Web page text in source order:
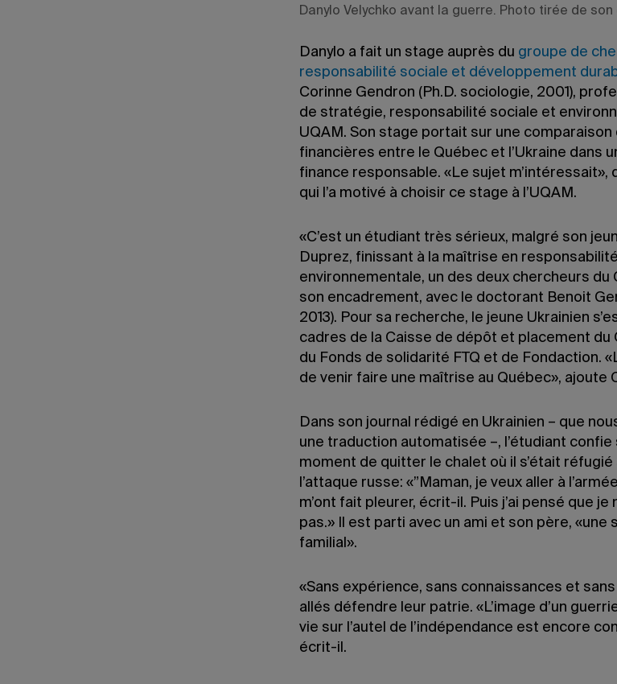
Danylo Velychko avant la guerre. Photo tirée de
Danylo a fait un stage auprès du groupe de
responsabilité sociale et développement
Corinne Gendron (Ph.D. sociologie, 2001),
de stratégie, responsabilité sociale et
UQAM. Son stage portait sur une
financières entre le Québec et l’Ukraine dans
finance responsable. «Le sujet m’intéressait»,
qui l’a motivé à choisir ce stage à l’UQAM.
«C’est un étudiant très sérieux, malgré son
Duprez, finissant à la maîtrise en
environnementale, un des deux chercheurs du
son encadrement, avec le doctorant Benoit
2013). Pour sa recherche, le jeune Ukrainien
cadres de la Caisse de dépôt et placement du
du Fonds de solidarité FTQ et de Fondaction.
de venir faire une maîtrise au Québec», ajoute
Dans son journal rédigé en Ukrainien – que
une traduction automatisée –, l’étudiant
moment de quitter le chalet où il s’était
l’attaque russe: «”Maman, je veux aller à
m’ont fait pleurer, écrit-il. Puis j’ai pensé que
pas.» Il est parti avec un ami et son père, «une
familial».
«Sans expérience, sans connaissances et
allés défendre leur patrie. «L’image d’un
vie sur l’autel de l’indépendance est encore
écrit-il.